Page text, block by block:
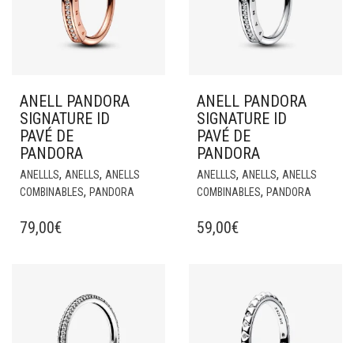
ANELL PANDORA
SIGNATURE ID
PAVÉ DE
PANDORA
ANELLLS, ANELLS, ANELLS
COMBINABLES, PANDORA
79,00€
ANELL PANDORA
SIGNATURE ID
PAVÉ DE
PANDORA
ANELLLS, ANELLS, ANELLS
COMBINABLES, PANDORA
59,00€